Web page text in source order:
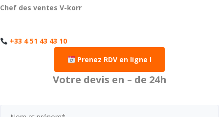
Chef des ventes V-korr
+33 4 51 43 43 10
Prenez RDV en ligne !
Votre devis en – de 24h